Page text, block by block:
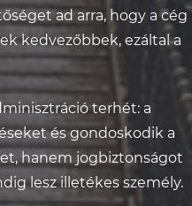
ad arra, hogy a cég
kedvezőbbek, ezáltal a
terhét: a
és gondoskodik a
hanem jogbiztonságot
lesz illetékes személy.